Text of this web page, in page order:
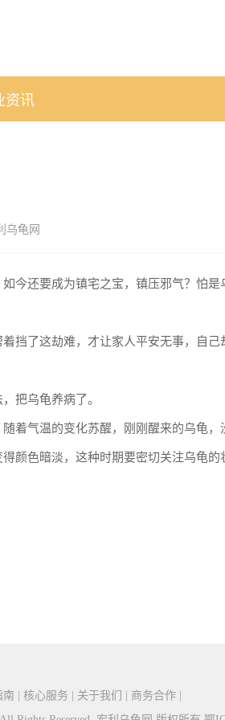
资讯
乌龟网
今还要成为镇宅之宝，镇压邪气？怕是
挡了这劫难，才让家人平安无事，自己
把乌龟养病了。
着气温的变化苏醒，刚刚醒来的乌龟，
颜色暗淡，这种时期要密切关注乌龟的
| 核心服务 | 关于我们 | 商务合作 |